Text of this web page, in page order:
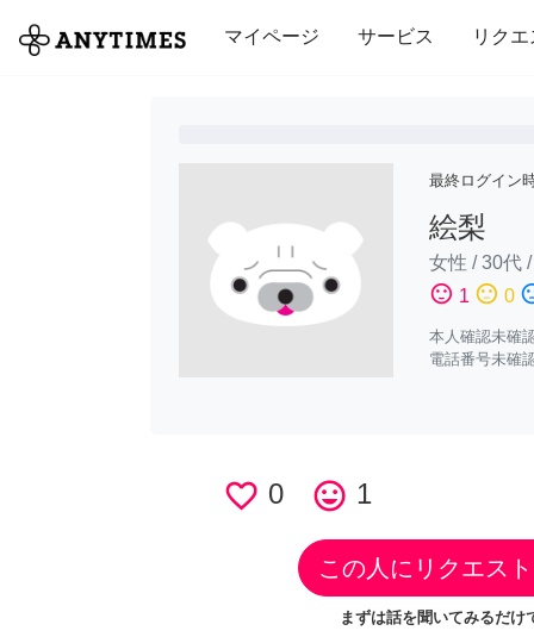
マイページ サービス リクエ
全て 修理・組立 家事 引っ越し
最終ログイン
絵梨
女性 /30代 /
sentiment_satisfied 1 sentiment_neutral 0
本人確認未確
電話番号未確
favorite_border 0 tag_faces 1
この人にリクエス
まずは話を聞いてみるだけ